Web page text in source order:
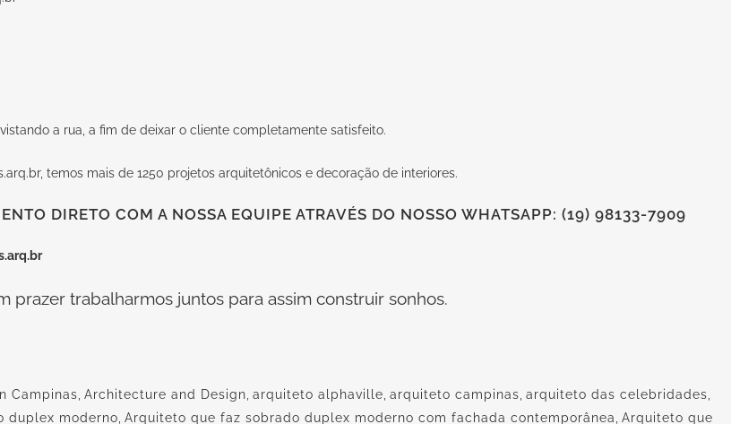
a rua, a fim de deixar o cliente completamente satisfeito.
, temos mais de 1250 projetos arquitetônicos e decoração de interiores.
DIRETO COM A NOSSA EQUIPE ATRAVÉS DO NOSSO WHATSAPP: (19) 98133-7909
trabalharmos juntos para assim construir sonhos.
Campinas Architecture and Design arquiteto alphaville arquiteto campinas arquiteto das celebridades
duplex moderno Arquiteto que faz sobrado duplex moderno com fachada contemporânea Arquiteto que